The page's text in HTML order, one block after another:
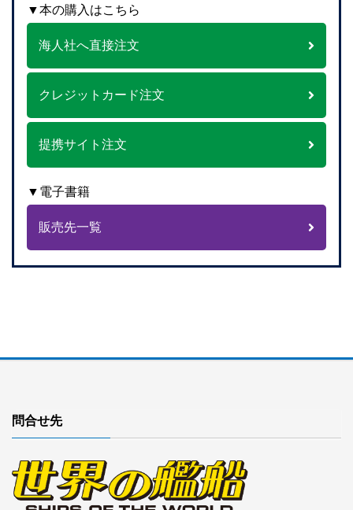
▼本の購入はこちら
海人社へ直接注文
クレジットカード注文
提携サイト注文
▼電子書籍
販売先一覧
問合せ先